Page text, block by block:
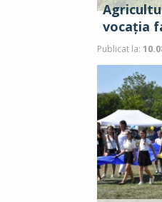
vocația
Publicat la: